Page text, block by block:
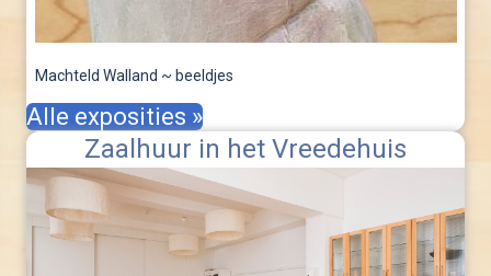
Machteld Walland ~ beeldjes
Alle exposities »
Zaalhuur in het Vreedehuis